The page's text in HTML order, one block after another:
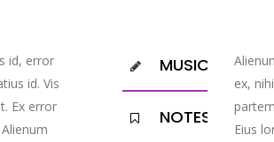
id, error
id. Vis
Ex error
MUSIC
NOTES
ex,
Eius